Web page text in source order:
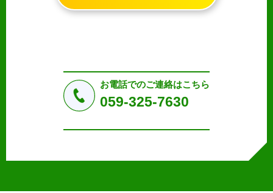
情報（個人識別情報）を指します。
しません。
a.応募者等からのお問い合わせに対応・管理するため
b.本ウェブサイトにおけるサービスの提供・運用のため
3. プライバシー尊重
お電話でのご連絡はこちら
059-325-7630